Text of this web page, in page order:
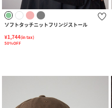
ソフトタッチニットフリンジストール
¥1,744(in tax)
50%OFF